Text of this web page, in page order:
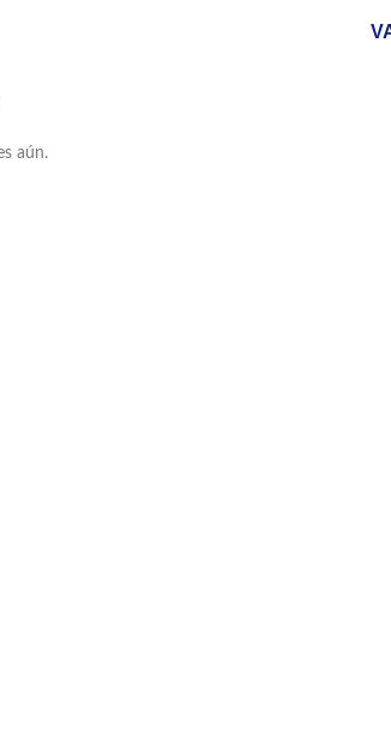
aún.